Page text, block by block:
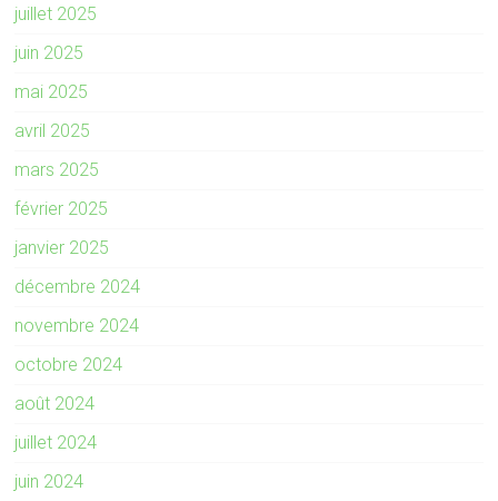
juillet 2025
juin 2025
mai 2025
avril 2025
mars 2025
février 2025
janvier 2025
décembre 2024
novembre 2024
octobre 2024
août 2024
juillet 2024
juin 2024